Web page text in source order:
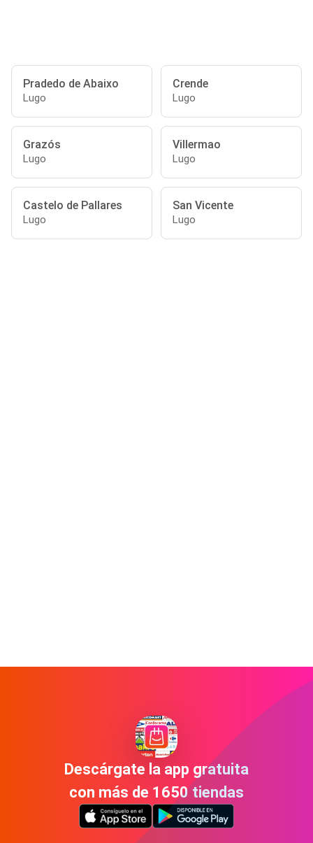
Pradedo de Abaixo
Lugo
Crende
Lugo
Grazós
Lugo
Villermao
Lugo
Castelo de Pallares
Lugo
San Vicente
Lugo
Descárgate la app gratuita
con más de 1650 tiendas